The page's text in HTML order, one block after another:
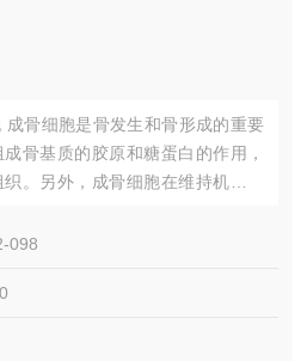
骨基质的胶原和糖蛋白的作用，
。另外，成骨细胞在维持机体内
098